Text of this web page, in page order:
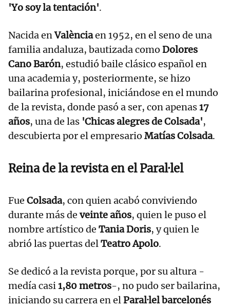
'Yo soy la tentación'.
Nacida enValènciaen 1952, en el seno de una
familia andaluza, bautizada como Dolores
Cano Barón, estudió baile clásico español en
una academia y, posteriormente, se hizo
bailarina profesional, iniciándose en el mundo
de la revista, donde pasó a ser, con apenas17
años, una de las 'Chicas alegres de Colsada',
descubierta por el empresario Matías Colsada.
Reina de la revista en el Paral·lel
Fue Colsada, con quien acabó conviviendo
durante más de veinte años, quien le puso el
nombre artístico de Tania Doris, y quien le
abrió las puertas delTeatro Apolo.
Se dedicó a la revista porque, por su altura -
medía casi1,80 metros-, no pudo ser bailarina,
iniciando su carrera en elParal·lel barcelonés